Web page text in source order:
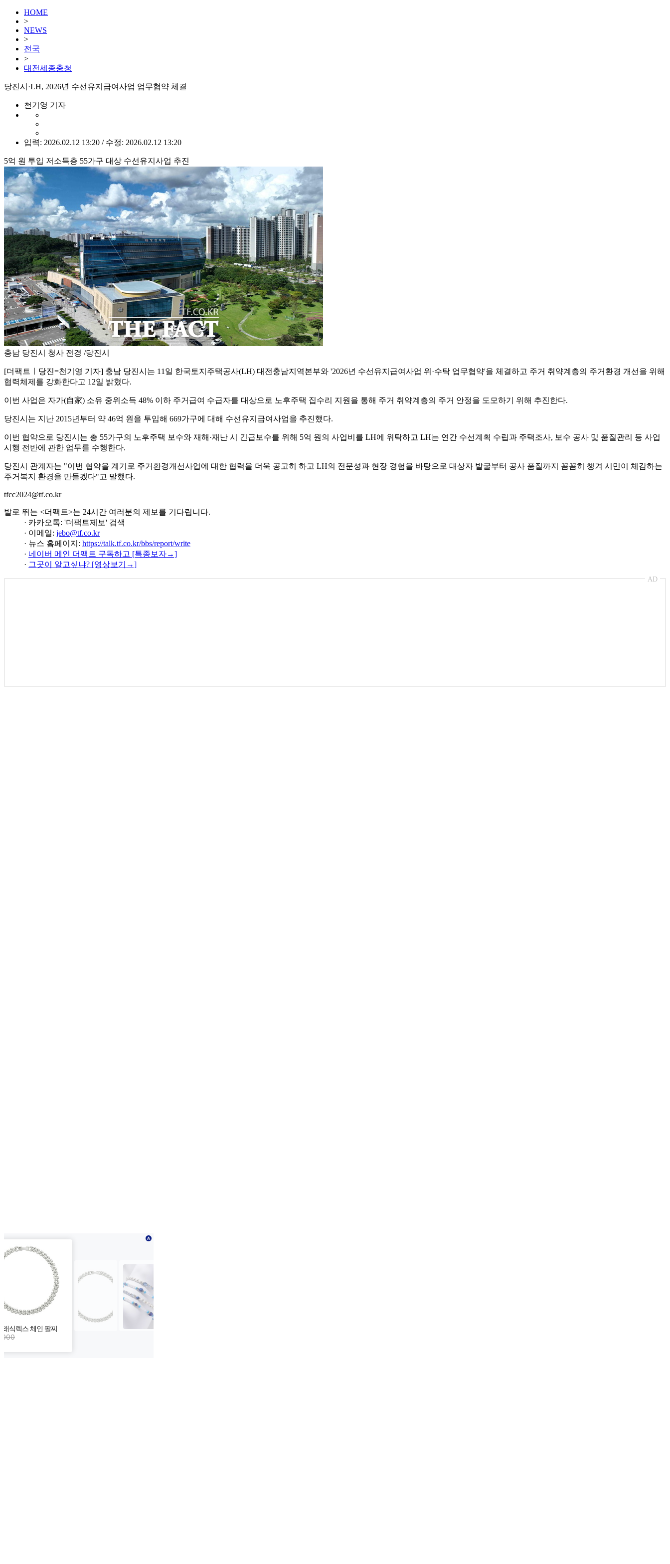
HOME
>
NEWS
>
전국
>
대전세종충청
당진시·LH, 2026년 수선유지급여사업 업무협약 체결
천기영 기자
입력: 2026.02.12 13:20 / 수정: 2026.02.12 13:20
5억 원 투입 저소득층 55가구 대상 수선유지사업 추진
충남 당진시 청사 전경 /당진시
[더팩트ㅣ당진=천기영 기자] 충남 당진시는 11일 한국토지주택공사(LH) 대전충남지역본부와 '2026년 수선유지급여사업 위·수탁 업무협약'을 체결하고 주거 취약계층의 주거환경 개선을 위해
협력체제를 강화한다고 12일 밝혔다.
이번 사업은 자가(自家) 소유 중위소득 48% 이하 주거급여 수급자를 대상으로 노후주택 집수리 지원을 통해 주거 취약계층의 주거 안정을 도모하기 위해 추진한다.
당진시는 지난 2015년부터 약 46억 원을 투입해 669가구에 대해 수선유지급여사업을 추진했다.
이번 협약으로 당진시는 총 55가구의 노후주택 보수와 재해·재난 시 긴급보수를 위해 5억 원의 사업비를 LH에 위탁하고 LH는 연간 수선계획 수립과 주택조사, 보수 공사 및 품질관리 등 사업
시행 전반에 관한 업무를 수행한다.
당진시 관계자는 "이번 협약을 계기로 주거환경개선사업에 대한 협력을 더욱 공고히 하고 LH의 전문성과 현장 경험을 바탕으로 대상자 발굴부터 공사 품질까지 꼼꼼히 챙겨 시민이 체감하는
주거복지 환경을 만들겠다"고 말했다.
tfcc2024@tf.co.kr
발로 뛰는 <더팩트>는 24시간 여러분의 제보를 기다립니다.
· 카카오톡: '더팩트제보' 검색
· 이메일: jebo@tf.co.kr
· 뉴스 홈페이지: https://talk.tf.co.kr/bbs/report/write
· 네이버 메인 더팩트 구독하고 [특종보자→]
· 그곳이 알고싶냐? [영상보기→]
AD